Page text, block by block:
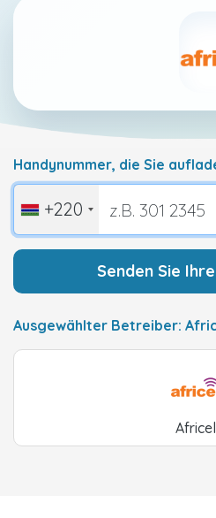
Handynummer, die Sie
+220
Senden Sie
Ausgewählter Betreiber: